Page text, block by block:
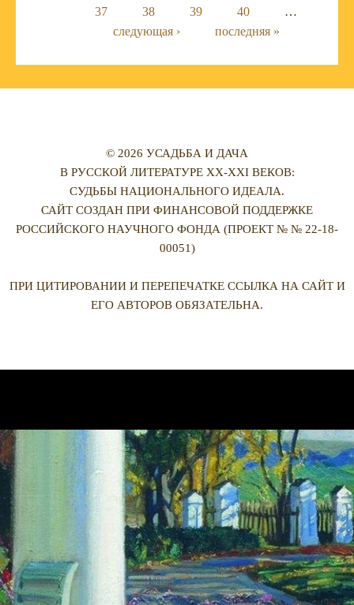
37
38 39 40
…
следующая ›
последняя »
© 2026 УСАДЬБА И ДАЧА
В РУССКОЙ ЛИТЕРАТУРЕ XX-XXI ВЕКОВ:
СУДЬБЫ НАЦИОНАЛЬНОГО ИДЕАЛА.
САЙТ СОЗДАН ПРИ ФИНАНСОВОЙ ПОДДЕРЖКЕ
РОССИЙСКОГО НАУЧНОГО ФОНДА (ПРОЕКТ № № 22-18-
00051)
ПРИ ЦИТИРОВАНИИ И ПЕРЕПЕЧАТКЕ ССЫЛКА НА САЙТ И
ЕГО АВТОРОВ ОБЯЗАТЕЛЬНА.